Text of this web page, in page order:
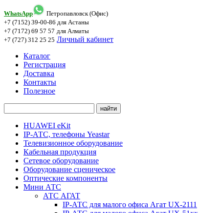
WhatsApp
Петропавловск (Офис)
+7 (7152) 39-00-86 для Астаны
+7 (7172) 69 57 57 для Алматы
+7 (727) 312 25 25 Личный кабинет
Каталог
Регистрация
Доставка
Контакты
Полезное
HUAWEI eKit
IP-АТС, телефоны Yeastar
Телевизионное оборудование
Кабельная продукция
Сетевое оборудование
Оборудование сценическое
Оптические компоненты
Мини АТС
АТС АГАТ
IP-АТС для малого офиса Агат UX-2111